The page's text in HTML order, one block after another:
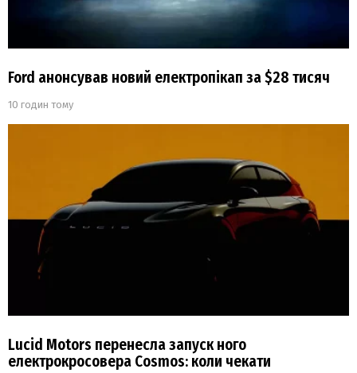
Ford анонсував новий електропікап за $28 тисяч
10 годин тому
Lucid Motors перенесла запуск ного
електрокросовера Cosmos: коли чекати